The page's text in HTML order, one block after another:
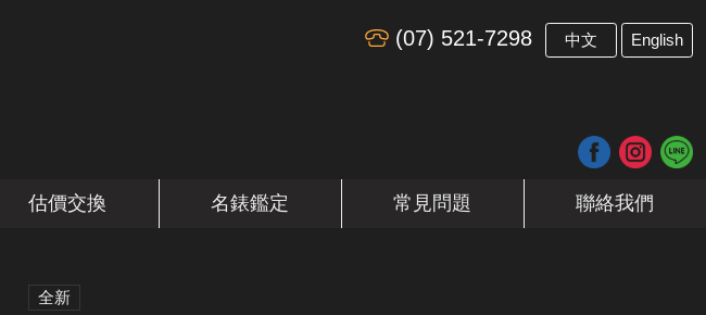
(07) 521-7298 中文 English
估價交換 名錶鑑定 常見問題 聯絡我們
全新